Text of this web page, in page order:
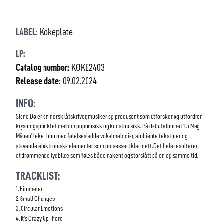
LABEL: Kokeplate
LP:
Catalog number: KOKE2403
Release date: 09.02.2024
INFO:
Signe Dø er en norsk låtskriver, musiker og produsent som utforsker og utfordrer
krysningspunktet mellom popmusikk og kunstmusikk. På debutalbumet ‘Gi Meg
Månen’ leker hun med følelsesladde vokalmelodier, ambiente teksturer og
støyende elektroniske elementer som prosessert klarinett. Det hele resulterer i
et drømmende lydbilde som føles både nakent og storslått på en og samme tid.
TRACKLIST:
1. Himmelen
2. Small Changes
3. Circular Emotions
4. It’s Crazy Up There